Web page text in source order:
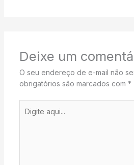
Deixe um
O seu endereço de e-mail não
obrigatórios são marcados com *
aqui...